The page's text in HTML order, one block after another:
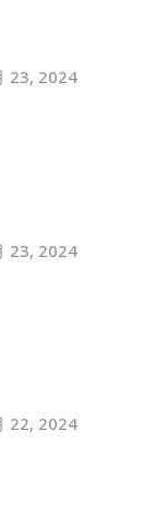
23, 2024
23, 2024
22, 2024